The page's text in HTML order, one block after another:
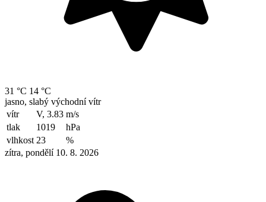
31 °C 14 °C
jasno, slabý východní vítr
vítr
V, 3.83 m/s
tlak
1019
hPa
vlhkost 23
%
zítra, pondělí 10. 8. 2026